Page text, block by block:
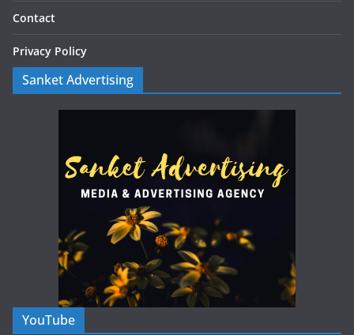
Contact
Privacy Policy
Sanket Advertising
YouTube